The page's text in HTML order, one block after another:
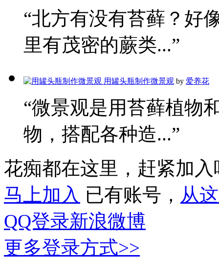
“北方有没有苔藓？好
里有茂密的蕨类...”
用罐头瓶制作微景观 by 爱养花
“微景观是用苔藓植物
物，搭配各种造...”
花痴都在这里，赶紧加入
马上加入 已有账号， 从
QQ登录新浪微博
更多登录方式>>